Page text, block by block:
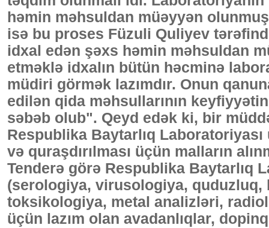
həmin məhsuldan müəyyən
isə bu proses Füzuli Quliyev
idxal edən şəxs həmin məhsuldan
etməklə idxalın bütün həcminə
müdiri görmək lazımdır. Onun
edilən qida məhsullarının
səbəb olub". Qeyd edək ki, bir
Respublika Baytarlıq Laboratoriyası
və quraşdırılması üçün malların
Tenderə görə Respublika Baytarlıq
(serologiya, virusologiya,
toksikologiya, metal analizləri,
üçün lazım olan avadanlıqlar,